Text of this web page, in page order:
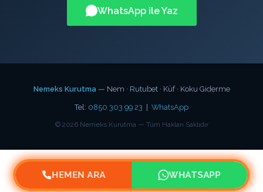
WhatsApp ile Yaz
Nemeks Kurutma— Nem · Rutubet · Küf · Koku Giderme
Tel: 0850 303 99 23 WhatsApp
© 2026Nemeks Kurutma — Tüm Hakları Saklıdır
HEMEN ARA WHATSAPP